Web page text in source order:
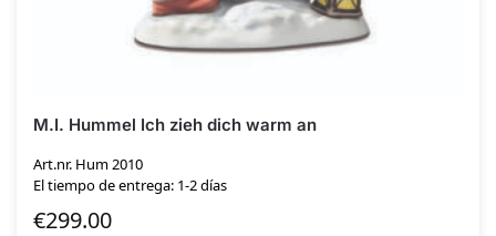
M.I. Hummel Ich zieh dich warm an
Art.nr. Hum 2010
El tiempo de entrega: 1-2 días
€299.00